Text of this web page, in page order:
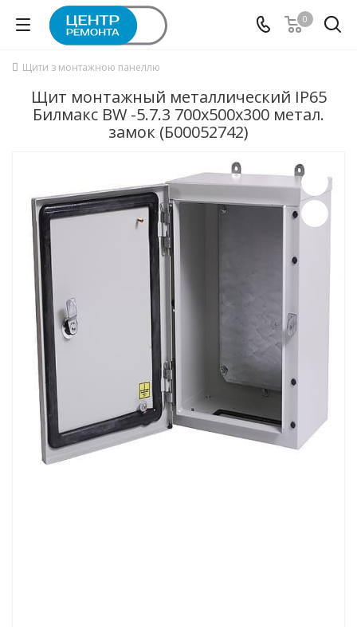
0
Щити з монтажною панеллю
Щит монтажный металлический IP65
Билмакс BW -5.7.3 700x500x300 метал.
замок (Б00052742)